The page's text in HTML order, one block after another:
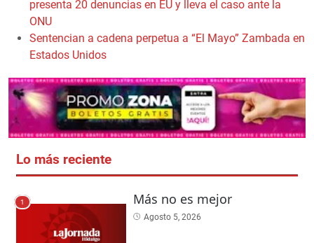
presenta 20 denuncias en EU y lleva el caso ante la
ONU
Sentencian a cadena perpetua a “El Mayo” Zambada en
Estados Unidos
Lo más reciente
1 Más no es mejor
Agosto 5, 2026